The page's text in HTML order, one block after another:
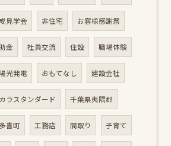
見学会 非住宅 お客様感謝祭
金 社員交流 住設 職場体験
光発電 おもてなし 建設会社
ラスタンダード 千葉県夷隅郡
喜町 工務店 間取り 子育て